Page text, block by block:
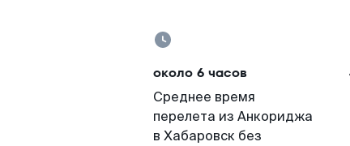
около 6 часов
Среднее время
перелета из Анкориджа
в Хабаровск без